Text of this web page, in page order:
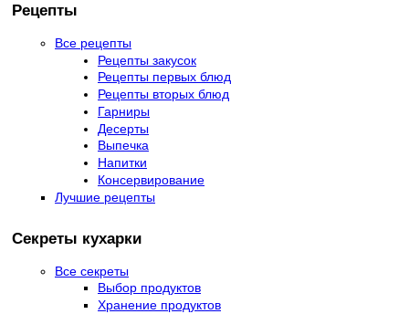
Рецепты
Все рецепты
Рецепты закусок
Рецепты первых блюд
Рецепты вторых блюд
Гарниры
Десерты
Выпечка
Напитки
Консервирование
Лучшие рецепты
Секреты кухарки
Все секреты
Выбор продуктов
Хранение продуктов